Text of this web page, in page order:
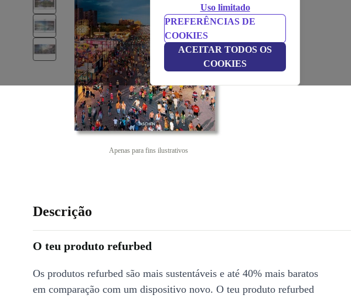
Uso limitado
PREFERÊNCIAS DE
COOKIES
ACEITAR TODOS OS
COOKIES
Apenas para fins ilustrativos
Descrição
O teu produto refurbed
Os produtos refurbed são mais sustentáveis e até 40% mais baratos
em comparação com um dispositivo novo. O teu produto refurbed